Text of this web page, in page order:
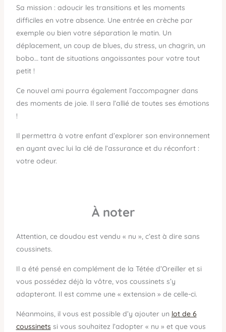
Sa mission : adoucir les transitions et les moments
difficiles en votre absence. Une entrée en crèche par
exemple ou bien votre séparation le matin. Un
déplacement, un coup de blues, du stress, un chagrin, un
bobo… tant de situations angoissantes pour votre tout
petit !
Ce nouvel ami pourra également l’accompagner dans
des moments de joie. Il sera l’allié de toutes ses émotions
!
Il permettra à votre enfant d’explorer son environnement
en ayant avec lui la clé de l’assurance et du réconfort :
votre odeur.
Ànoter
Attention, ce doudou est vendu « nu », c’est à dire sans
coussinets.
Il a été pensé en complément de la Tétée d’Oreiller et si
vous possédez déjà la vôtre, vos coussinets s’y
adapteront. Il est comme une « extension » de celle-ci.
Néanmoins, il vous est possible d’y ajouter un lot de 6
coussinets si vous souhaitez l’adopter « nu » et que vous